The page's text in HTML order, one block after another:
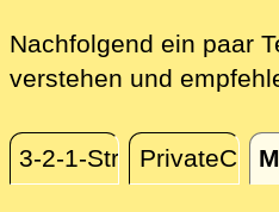
Nachfolgend ein paar
verstehen und
3-2-1-Strategie